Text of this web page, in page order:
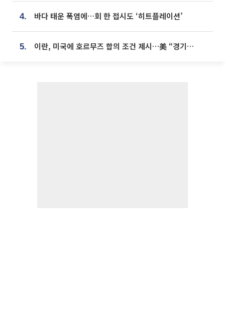
4. 바다 태운 폭염에…회 한 접시도 ‘히트플레이션’
5. 이란, 미국에 호르무즈 합의 조건 제시…美 “경기 아직 안 끝나” [종합]